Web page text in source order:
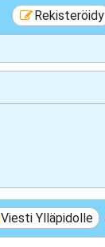
Rekisteröidy
Viesti Ylläpidolle